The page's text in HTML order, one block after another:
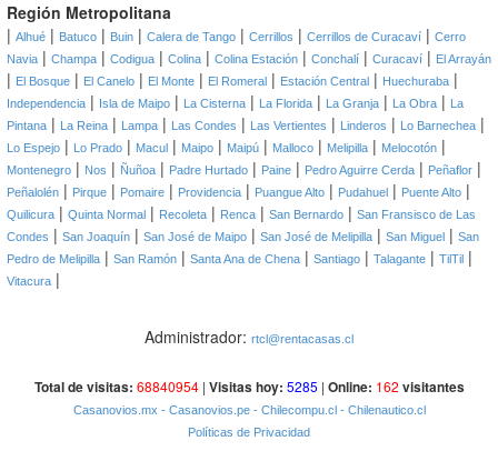
Región Metropolitana
| Alhué | Batuco | Buin | Calera de Tango | Cerrillos | Cerrillos de Curacaví | Cerro
Navia | Champa | Codigua | Colina | Colina Estación | Conchalí | Curacaví | El Arrayán
| El Bosque | El Canelo | El Monte | El Romeral | Estación Central | Huechuraba |
Independencia | Isla de Maipo | La Cisterna | La Florida | La Granja | La Obra |
La
Pintana | La Reina | Lampa | Las Condes | Las Vertientes | Linderos | Lo Barnechea |
Lo Espejo | Lo Prado | Macul | Maipo | Maipú | Malloco | Melipilla | Melocotón |
Montenegro | Nos | Ñuñoa | Padre Hurtado | Paine | Pedro Aguirre Cerda | Peñaflor |
Peñalolén | Pirque | Pomaire | Providencia | Puangue Alto | Pudahuel | Puente Alto |
Quilicura | Quinta Normal | Recoleta | Renca | San Bernardo | San Fransisco de Las
Condes | San Joaquín | San José de Maipo | San José de Melipilla | San Miguel | San
Pedro de Melipilla | San Ramón | Santa Ana de Chena | Santiago | Talagante | TilTil |
Vitacura |
Administrador: rtcl@rentacasas.cl
Total de visitas: 68840954| Visitas hoy: 5285 | Online: 162 visitantes
Casanovios.mx - Casanovios.pe- Chilecompu.cl - Chilenautico.cl
Políticas de Privacidad